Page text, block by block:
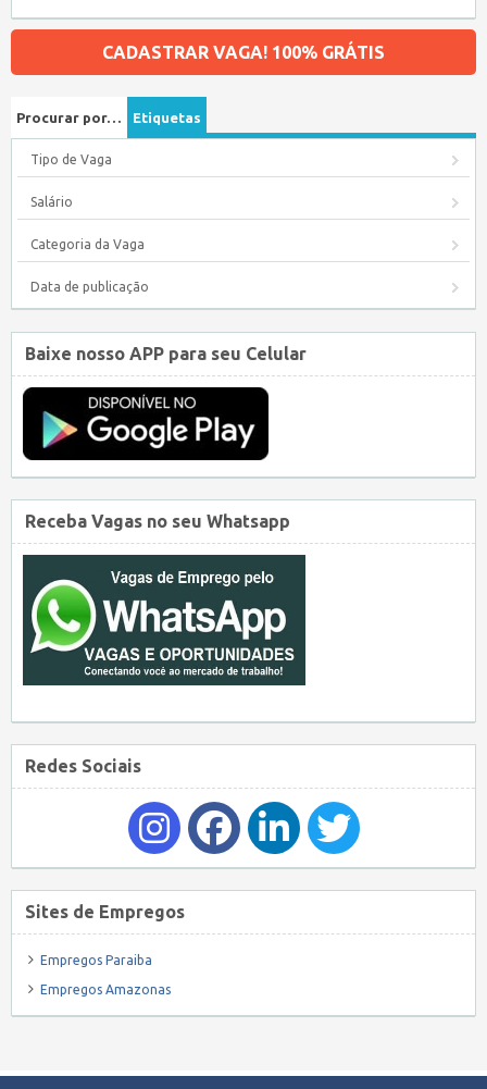
CADASTRAR VAGA! 100% GRÁTIS
Procurar por… Etiquetas
Tipo de Vaga
Salário
Categoria da Vaga
Data de publicação
Baixe nosso APP para seu Celular
Receba Vagas no seu Whatsapp
Redes Sociais
Sites de Empregos
Empregos Paraiba
Empregos Amazonas